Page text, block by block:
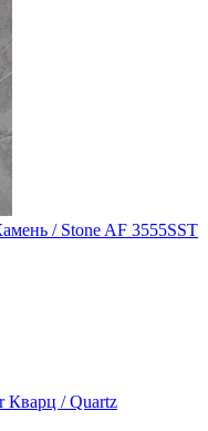
/ Stone AF 3555SST